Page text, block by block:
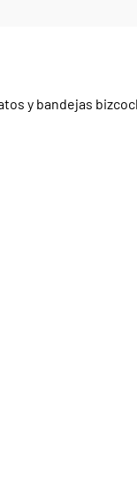
y bandejas